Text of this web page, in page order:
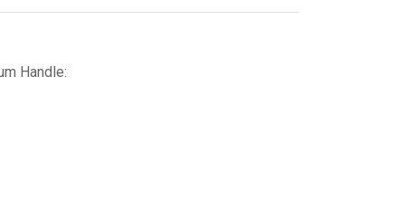
Handle: